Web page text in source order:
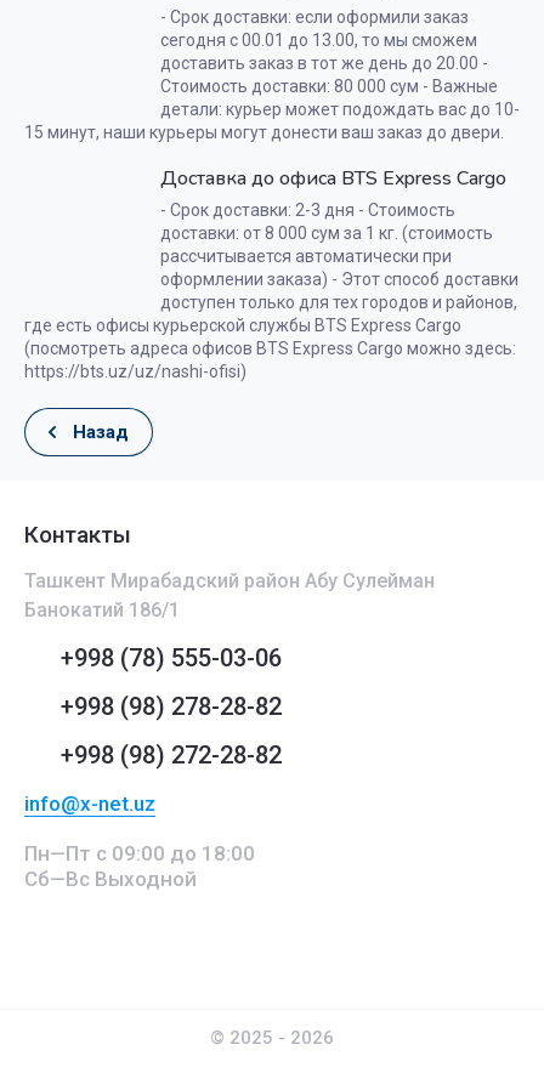
- Срок доставки: если оформили заказ
сегодня с 00.01 до 13.00, то мы сможем
доставить заказ в тот же день до 20.00 -
Стоимость доставки: 80 000 сум - Важные
детали: курьер может подождать вас до 10-
15 минут, наши курьеры могут донести ваш заказ до двери.
Доставка до офиса BTS Express Cargo
- Срок доставки: 2-3 дня - Стоимость
доставки: от 8 000 сум за 1 кг. (стоимость
рассчитывается автоматически при
оформлении заказа) - Этот способ доставки
доступен только для тех городов и районов,
где есть офисы курьерской службы BTS Express Cargo
(посмотреть адреса офисов BTS Express Cargo можно здесь:
https://bts.uz/uz/nashi-ofisi)
Назад
Контакты
Ташкент Мирабадский район Абу Сулейман
Банокатий 186/1
+998 (78) 555-03-06
+998 (98) 278-28-82
+998 (98) 272-28-82
info@x-net.uz
Пн—Пт с 09:00 до 18:00
Сб—Вс Выходной
© 2025 - 2026